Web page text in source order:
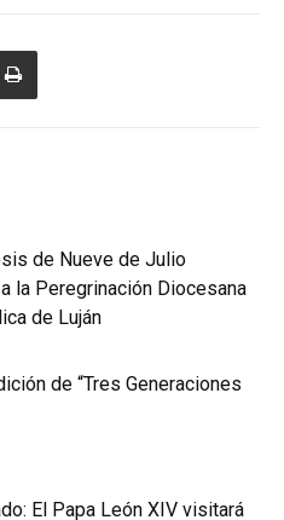
de Nueve de Julio
la Peregrinación Diocesana
de Luján
de “Tres Generaciones
El Papa León XIV visitará